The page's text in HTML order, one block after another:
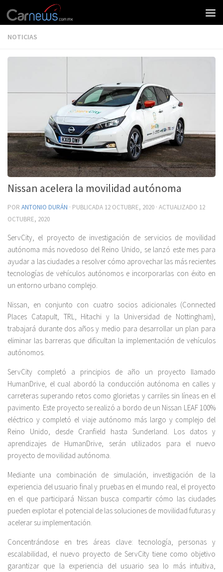
NOTICIAS
Nissan acelera la movilidad autónoma
POR ANTONIO DURÁN · PUBLICADA 12 OCTUBRE, 2020 · ACTUALIZADO 12
OCTUBRE, 2020
ServCity, el proyecto de investigación de servicios de movilidad
autónoma más novedoso del Reino Unido, se lanzó este mes para
ayudar a las ciudades a resolver cómo aprovechar las más recientes
tecnologías de vehículos autónomos e incorporarlas con éxito en
un entorno urbano complejo.
Nissan, en conjunto con cuatro socios adicionales (Connected
Places Catapult, TRL, Hitachi y la Universidad de Nottingham),
trabajará durante dos años y medio para desarrollar un plan para
eliminar las barreras que dificultan la implementación de vehículos
autónomos.
ServCity completó a principios de año un proyecto llamado
HumanDrive, el cual abordó la conducción autónoma en calles y
carreteras superando retos como glorietas y carriles sin líneas en el
pavimento. Este proyecto se realizó a bordo de un Nissan LEAF 100%
eléctrico y completó el viaje autónomo más largo y complejo del
Reino Unido, desde Cranfield hasta Sunderland. Los datos y
aprendizajes de HumanDrive, serán utilizados para el nuevo
proyecto de movilidad autónoma.
Mediante una combinación de simulación, investigación de la
experiencia del usuario final y pruebas en el mundo real, el proyecto
en el que participará Nissan busca compartir cómo las ciudades
pueden explotar el potencial de las soluciones de movilidad futuras y
acelerar su implementación.
Concentrándose en tres áreas clave: tecnología, personas y
escalabilidad, el nuevo proyecto de ServCity tiene como objetivo
garantizar que la experiencia del usuario sea lo más intuitiva,